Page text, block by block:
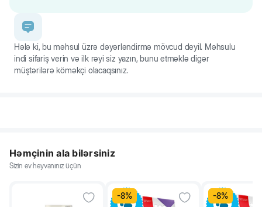
Hələ ki, bu məhsul üzrə dəyərləndirmə mövcud deyil. Məhsulu
indi sifariş verin və ilk rəyi siz yazın, bunu etməklə digər
müştərilərə köməkçi olacaqsınız.
Həmçinin ala bilərsiniz
Sizin ev heyvanınız üçün
-8% -8%